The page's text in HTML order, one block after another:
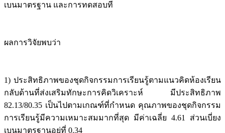
เบนมาตรฐาน และการทดสอบที
ผลการวิจัยพบว่า
1) ประสิทธิภาพของชุดกิจกรรมการเรียนรู้ตามแนวคิดห้องเรียน
กลับด้านที่ส่งเสริมทักษะการคิดวิเคราะห์ มีประสิทธิภาพ
82.13/80.35 เป็นไปตามเกณฑ์ที่กำหนด คุณภาพของชุดกิจกรรม
การเรียนรู้มีความเหมาะสมมากที่สุด มีค่าเฉลี่ย 4.61 ส่วนเบี่ยง
เบนมาตรฐานอยู่ที่ 0.34